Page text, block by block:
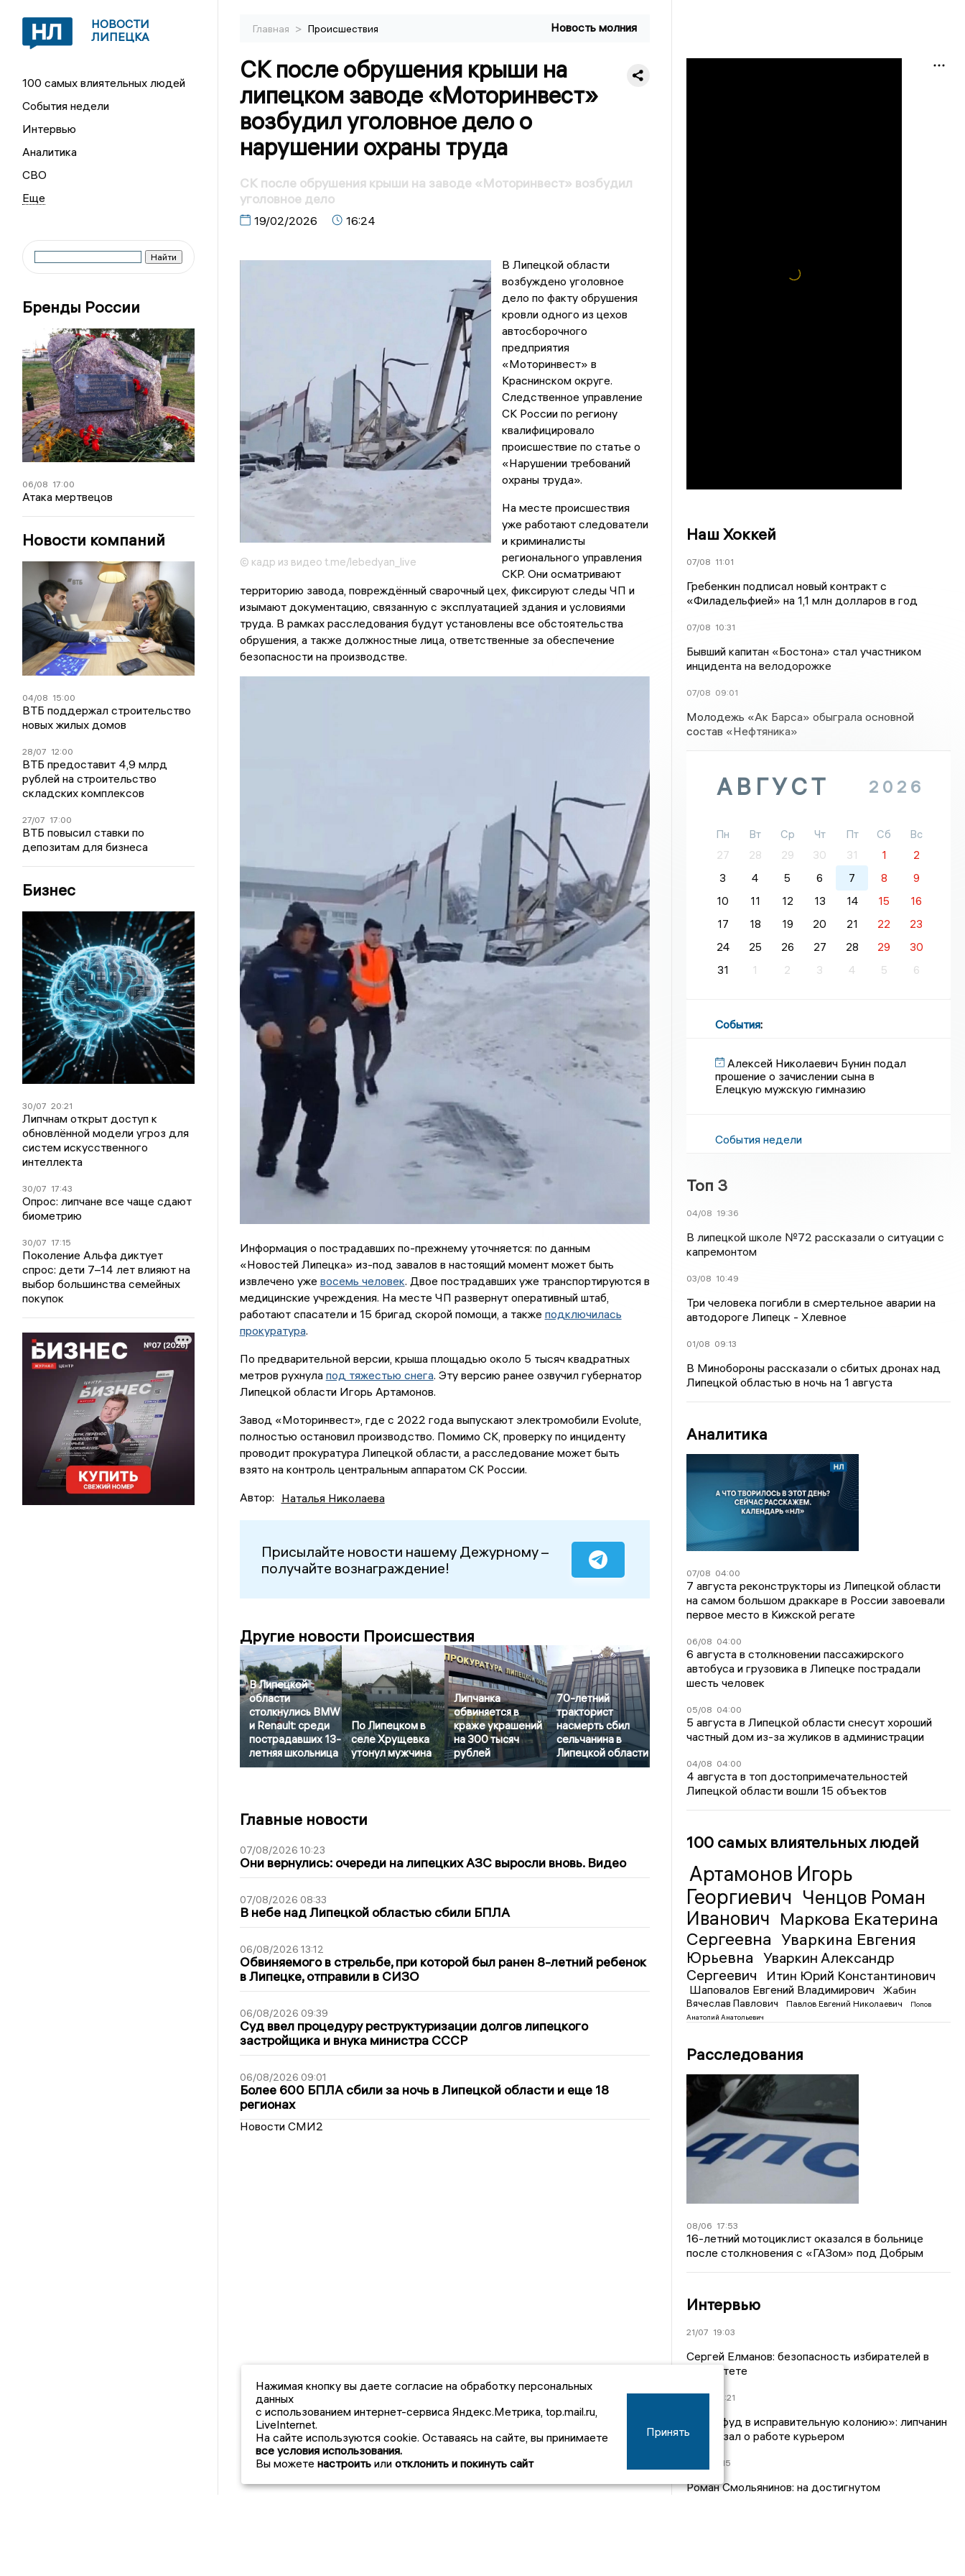
НОВОСТИ
ЛИПЕЦКА
100 самых влиятельных людей
События недели
Интервью
Аналитика
СВО
Бренды России
06/08 17:00
Атака мертвецов
Новости компаний
04/08 15:00
ВТБ поддержал строительство
новых жилых домов
28/07 12:00
ВТБ предоставит 4,9 млрд
рублей на строительство
складских комплексов
27/07 17:00
ВТБ повысил ставки по
депозитам для бизнеса
Бизнес
30/07 20:21
Липчнам открыт доступ к
обновлённой модели угроз для
систем искусственного
интеллекта
30/07 17:43
Опрос: липчане все чаще сдают
биометрию
30/07 17:15
Поколение Альфа диктует
спрос: дети 7–14 лет влияют на
выбор большинства семейных
покупок
Главная > Происшествия Новость молния
СК после обрушения крыши на
липецком заводе «Моторинвест»
возбудил уголовное дело о
нарушении охраны труда
СК после обрушения крыши на заводе «Моторинвест» возбудил
уголовное дело
19/02/2026 16:24
© кадр из видео t.me/lebedyan_live
В Липецкой области
возбуждено уголовное
дело по факту обрушения
кровли одного из цехов
автосборочного
предприятия
«Моторинвест» в
Краснинском округе.
Следственное управление
СК России по региону
квалифицировало
происшествие по статье о
«Нарушении требований
охраны труда».
На месте происшествия
уже работают следователи
и криминалисты
регионального управления
СКР. Они осматривают
территорию завода, повреждённый сварочный цех, фиксируют следы ЧП и
изымают документацию, связанную с эксплуатацией здания и условиями
труда. В рамках расследования будут установлены все обстоятельства
обрушения, а также должностные лица, ответственные за обеспечение
безопасности на производстве.
Информация о пострадавших по-прежнему уточняется: по данным
«Новостей Липецка» из-под завалов в настоящий момент может быть
извлечено уже восемь человек. Двое пострадавших уже транспортируются в
медицинские учреждения. На месте ЧП развернут оперативный штаб,
работают спасатели и 15 бригад скорой помощи, а также подключилась
прокуратура.
По предварительной версии, крыша площадью около 5 тысяч квадратных
метров рухнула под тяжестью снега. Эту версию ранее озвучил губернатор
Липецкой области Игорь Артамонов.
Завод «Моторинвест», где с 2022 года выпускают электромобили Evolute,
полностью остановил производство. Помимо СК, проверку по инциденту
проводит прокуратура Липецкой области, а расследование может быть
взято на контроль центральным аппаратом СК России.
Автор: Наталья Николаева
Присылайте новости нашему Дежурному –
получайте вознаграждение!
Другие новости Происшествия
В Липецкой
области
столкнулись BMW
и Renault: среди
пострадавших 13-
летняя школьница
По Липецком в
селе Хрущевка
утонул мужчина
Липчанка
обвиняется в
краже украшений
на 300 тысяч
рублей
70-летний
тракторист
насмерть сбил
сельчанина в
Липецкой области
Главные новости
07/08/2026 10:23
Они вернулись: очереди на липецких АЗС выросли вновь. Видео
07/08/2026 08:33
В небе над Липецкой областью сбили БПЛА
06/08/2026 13:12
Обвиняемого в стрельбе, при которой был ранен 8-летний ребенок
в Липецке, отправили в СИЗО
06/08/2026 09:39
Суд ввел процедуру реструктуризации долгов липецкого
застройщика и внука министра СССР
06/08/2026 09:01
Более 600 БПЛА сбили за ночь в Липецкой области и еще 18
регионах
Новости СМИ2
Наш Хоккей
07/08 11:01
Гребенкин подписал новый контракт с
«Филадельфией» на 1,1 млн долларов в год
07/08 10:31
Бывший капитан «Бостона» стал участником
инцидента на велодорожке
07/08 09:01
Молодежь «Ак Барса» обыграла основной
состав «Нефтяника»
АВГУСТ 2026
Пн Вт Ср Чт Пт Сб
Вс
27
28 29 30 31 1
2
3
4 5 6 7 8
9
10
11 12 13 14 15
16
17
18 19 20 21 22
23
24
25 26 27 28 29
30
31
1 2 3 4 5 6
События:
Алексей Николаевич Бунин подал
прошение о зачислении сына в
Елецкую мужскую гимназию
События недели
Топ 3
04/08 19:36
В липецкой школе №72 рассказали о ситуации с
капремонтом
03/08 10:49
Три человека погибли в смертельное аварии на
автодороге Липецк - Хлевное
01/08 09:13
В Минобороны рассказали о сбитых дронах над
Липецкой областью в ночь на 1 августа
Аналитика
07/08 04:00
7 августа реконструкторы из Липецкой области
на самом большом драккаре в России завоевали
первое место в Кижской регате
06/08 04:00
6 августа в столкновении пассажирского
автобуса и грузовика в Липецке пострадали
шесть человек
05/08 04:00
5 августа в Липецкой области снесут хороший
частный дом из-за жуликов в администрации
04/08 04:00
4 августа в топ достопримечательностей
Липецкой области вошли 15 объектов
100 самых влиятельных людей
Артамонов Игорь
Георгиевич Ченцов Роман
Иванович Маркова Екатерина
Сергеевна Уваркина Евгения
Юрьевна
Уваркин Александр
Сергеевич
Итин Юрий Константинович
Шаповалов Евгений Владимирович
Жабин
Вячеслав Павлович
Павлов Евгений Николаевич
Попов
Анатолий Анатольевич
Расследования
08/06 17:53
16-летний мотоциклист оказался в больнице
после столкновения с «ГАЗом» под Добрым
Интервью
21/07 19:03
Сергей Елманов: безопасность избирателей в
приоритете
22:21
«Фастфуд в исправительную колонию»: липчанин
рассказал о работе курьером
12:15
Роман Смольянинов: на достигнутом
Нажимая кнопку вы даете согласие на обработку персональных
данных
с использованием интернет-сервиса Яндекс.Метрика, top.mail.ru,
LiveInternet.
На сайте используются cookie. Оставаясь на сайте, вы принимаете
все условия использования.
Вы можете настроить или отклонить и покинуть сайт
Принять